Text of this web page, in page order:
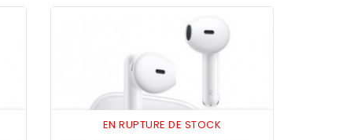
EN RUPTURE DE STOCK